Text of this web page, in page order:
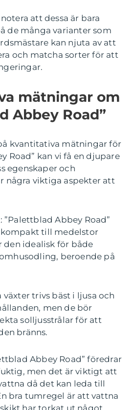
att dessa är bara
de många varianter som
kan njuta av att
och matcha sorter för att
mätningar om
Abbey Road”
kvantitativa mätningar för
Road” kan vi få en djupare
egenskaper och
några viktiga aspekter att
”Palettblad Abbey Road”
till medelstor
idealisk för både
beroende på
växter trivs bäst i ljusa och
men de bör
solljusstrålar för att
bränns.
Abbey Road” föredrar
men det är viktigt att
då det kan leda till
bra tumregel är att vattna